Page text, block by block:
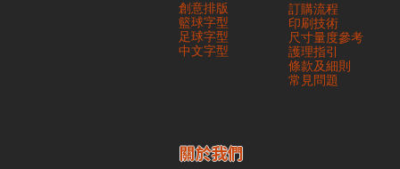
創意排版
籃球字型
足球字型
​中文字型
訂購流程
印刷技術
尺寸量度參考
護理指引
條款及細則
​常見問題
​關於我們